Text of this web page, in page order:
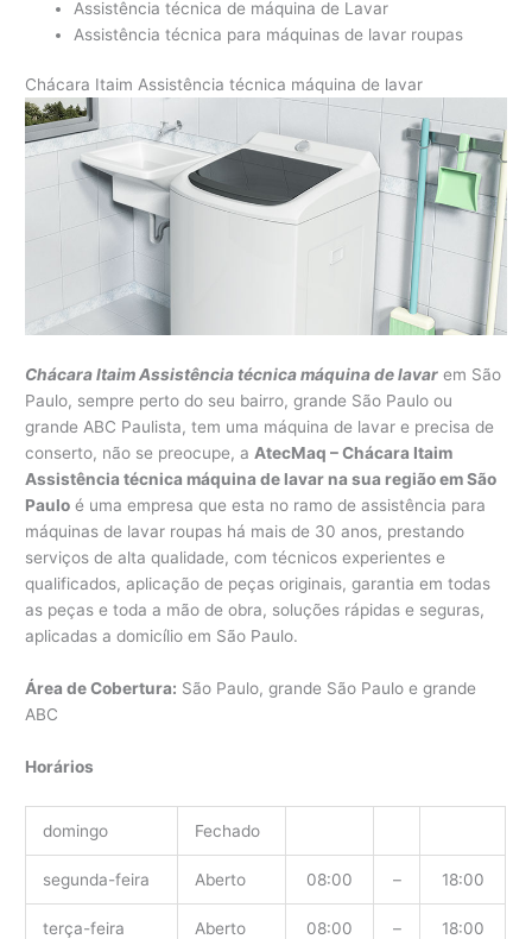
Assistência técnica de máquina de Lavar
Assistência técnica para máquinas de lavar roupas
Chácara Itaim Assistência técnica máquina de lavar
Chácara Itaim Assistência técnica máquina de lavar em São
Paulo, sempre perto do seu bairro, grande São Paulo ou
grande ABC Paulista, tem uma máquina de lavar e precisa de
conserto, não se preocupe, aAtecMaq – Chácara Itaim
Assistência técnica máquina de lavar na sua região em São
Paulo é uma empresa que esta no ramo de assistência para
máquinas de lavar roupas há mais de 30 anos, prestando
serviços de alta qualidade, com técnicos experientes e
qualificados, aplicação de peças originais, garantia em todas
as peças e toda a mão de obra, soluções rápidas e seguras,
aplicadas a domicílio em São Paulo.
Área de Cobertura: São Paulo, grande São Paulo e grande
ABC
Horários
domingo Fechado
segunda-feira Aberto 08:00 – 18:00
terça-feira Aberto 08:00 – 18:00